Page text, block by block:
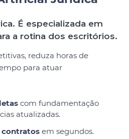
É especializada em
a rotina dos escritórios.
reduza horas de
para atuar
com fundamentação
atualizadas.
contratosem segundos.